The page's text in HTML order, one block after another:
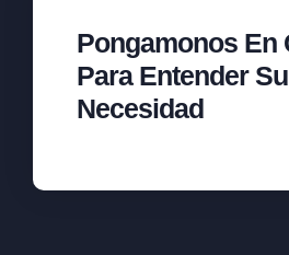
Pongamonos En
Para Entender Su
Necesidad